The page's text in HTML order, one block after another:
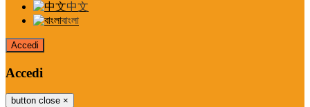
中文
বাংলা
Accedi
Accedi
button close ×